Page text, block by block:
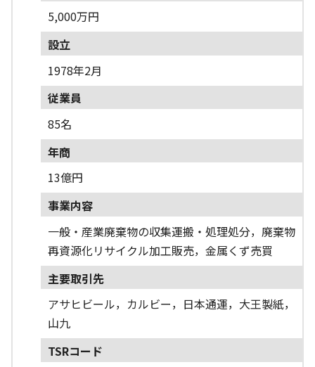
5,000万円
設立
1978年2月
従業員
85名
年商
13億円
事業内容
一般・産業廃棄物の収集運搬・処理処分，廃棄物
再資源化リサイクル加工販売，金属くず売買
主要取引先
アサヒビール，カルビー，日本通運，大王製紙，
山九
TSRコード